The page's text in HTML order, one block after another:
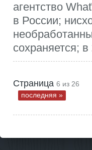
агентство
в России;
сохраняется;
Страница 6 из 26
последняя »